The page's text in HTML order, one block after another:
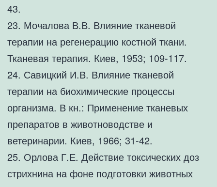
43.
23. Мочалова В.В. Влияние тканевой
терапии на регенерацию костной ткани.
Тканевая терапия. Киев, 1953; 109-117.
24. Савицкий И.В. Влияние тканевой
терапии на биохимические процессы
организма. В кн.: Применение тканевых
препаратов в животноводстве и
ветеринарии. Киев, 1966; 31-42.
25. Орлова Г.Е. Действие токсических доз
стрихнина на фоне подготовки животных